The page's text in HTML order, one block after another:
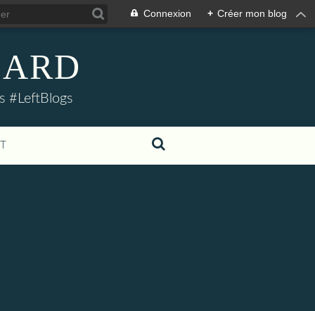
Connexion + Créer mon blog
#LeftBlogs